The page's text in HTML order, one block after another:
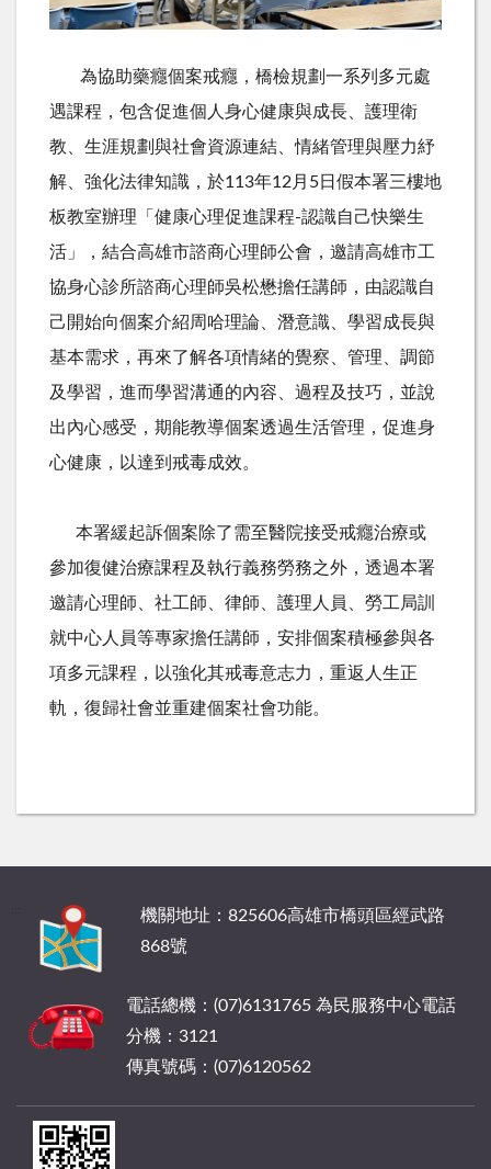
為協助藥癮個案戒癮，橋檢規劃一系列多元處
遇課程，包含促進個人身心健康與成長、護理衛
教、生涯規劃與社會資源連結、情緒管理與壓力紓
解、強化法律知識，於113年12月5日假本署三樓地
板教室辦理「健康心理促進課程-認識自己快樂生
活」，結合高雄市諮商心理師公會，邀請高雄市工
協身心診所諮商心理師吳松懋擔任講師，由認識自
己開始向個案介紹周哈理論、潛意識、學習成長與
基本需求，再來了解各項情緒的覺察、管理、調節
及學習，進而學習溝通的內容、過程及技巧，並說
出內心感受，期能教導個案透過生活管理，促進身
心健康，以達到戒毒成效。
本署緩起訴個案除了需至醫院接受戒癮治療或
參加復健治療課程及執行義務勞務之外，透過本署
邀請心理師、社工師、律師、護理人員、勞工局訓
就中心人員等專家擔任講師，安排個案積極參與各
項多元課程，以強化其戒毒意志力，重返人生正
軌，復歸社會並重建個案社會功能。
機關地址：825606高雄市橋頭區經武路
868號
電話總機：(07)6131765 為民服務中心電話
分機：3121
傳真號碼：(07)6120562